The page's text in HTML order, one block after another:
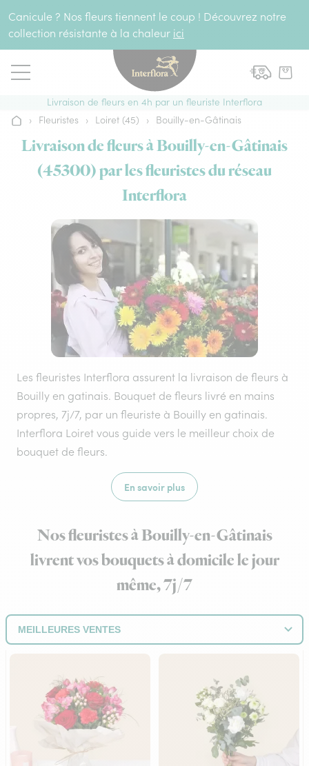
Canicule ? Nos fleurs tiennent le coup ! Découvrez notre
collection résistante à la chaleur ici
Livraison de fleurs en 4h par un fleuriste Interflora
Accueil
› Fleuristes › Loiret (45) › Bouilly-en-Gâtinais
Livraison de fleurs à Bouilly-en-Gâtinais
(45300) par les fleuristes du réseau
Interflora
Les fleuristes Interflora assurent la livraison de fleurs à
Bouilly en gatinais. Bouquet de fleurs livré en mains
propres, 7j/7, par un fleuriste à Bouilly en gatinais.
Interflora Loiret vous guide vers le meilleur choix de
bouquet de fleurs.
En savoir plus
Nos fleuristes à Bouilly-en-Gâtinais
livrent vos bouquets à domicile le jour
même, 7j/7